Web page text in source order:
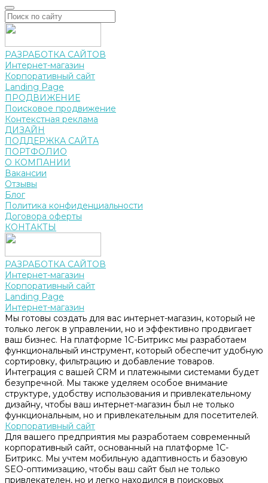
РАЗРАБОТКА САЙТОВ
Интернет-магазин
Корпоративный сайт
Landing Page
ПРОДВИЖЕНИЕ
Поисковое продвижение
Контекстная реклама
ДИЗАЙН
ПОДДЕРЖКА САЙТА
ПОРТФОЛИО
О КОМПАНИИ
Вакансии
Отзывы
Блог
Политика конфиденциальности
Договора оферты
КОНТАКТЫ
РАЗРАБОТКА САЙТОВ
Интернет-магазин
Корпоративный сайт
Landing Page
Интернет-магазин
Мы готовы создать для вас интернет-магазин, который не
только легок в управлении, но и эффективно продвигает
ваш бизнес. На платформе 1С-Битрикс мы разработаем
функциональный инструмент, который обеспечит удобную
сортировку, фильтрацию и добавление товаров.
Интеграция с вашей CRM и платежными системами будет
безупречной. Мы также уделяем особое внимание
структуре, удобству использования и привлекательному
дизайну, чтобы ваш интернет-магазин был не только
функциональным, но и привлекательным для посетителей.
Корпоративный сайт
Для вашего предприятия мы разработаем современный
корпоративный сайт, основанный на платформе 1С-
Битрикс. Мы учтем мобильную адаптивность и базовую
SEO-оптимизацию, чтобы ваш сайт был не только
привлекателен, но и легко находился в поисковых